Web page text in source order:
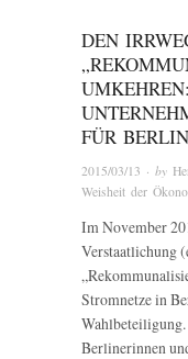
DEN
FÜR BERLIN
2015/03/13 · by
Weisheit der
Im November
Verstaatlichung
Stromnetze in
Berlinerinnen